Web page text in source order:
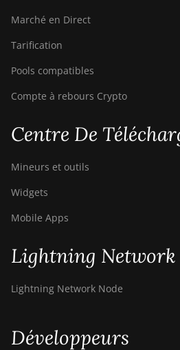
Marché en Direct
Tarification
Pools compatibles
Compte à rebours Crypto
Centre De
Mineurs et outils
Widgets
Mobile Apps
Lightning Network
Lightning Network Node
Développeurs